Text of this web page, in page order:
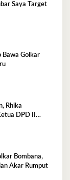
Saya Target
Bawa Golkar
Rhika
DPD II
Bombana,
Akar Rumput